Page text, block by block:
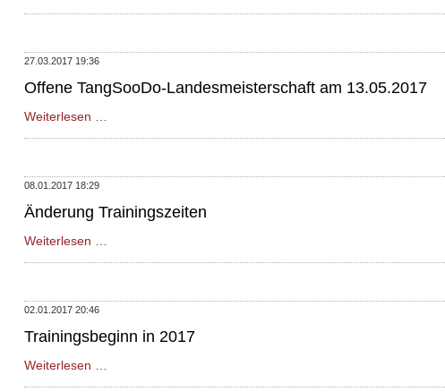
Offene
und
Landesmeisterschaft
27.03.2017 19:36
Offene TangSooDo-Landesmeisterschaft am 13.05.2017
Weiterlesen …
TangSooDo-
am
08.01.2017 18:29
Änderung Trainingszeiten
Weiterlesen …
Trainingszeiten
02.01.2017 20:46
Trainingsbeginn in 2017
Weiterlesen …
in